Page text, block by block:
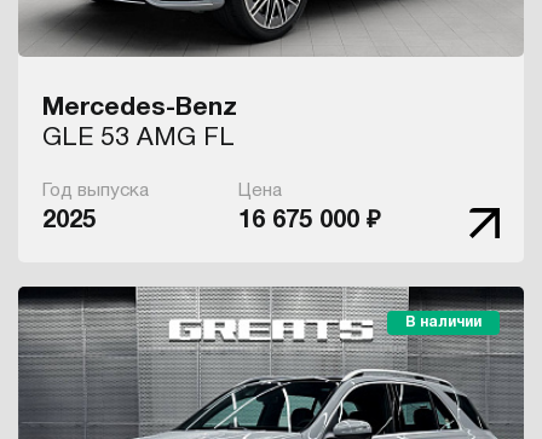
Mercedes-Benz
GLE 53 AMG FL
Год выпуска
2025
Цена
16 675 000 ₽
В наличии